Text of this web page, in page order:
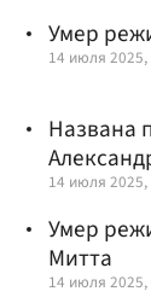
Умер
14 июля 2025,
Названа
14 июля 2025,
Умер
Митта
14 июля 2025,